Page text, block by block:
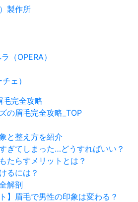
製作所
（OPERA）
ェ）
毛完全攻略
の眉毛完全攻略_TOP
と整え方を紹介
ぎてしまった…どうすればいい？
たらすメリットとは？
るには？
解剖
】眉毛で男性の印象は変わる？